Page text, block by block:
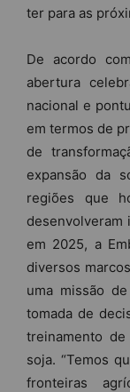
ter para as
De acordo
abertura
nacional e
em termos de
de
expansão da
regiões que
desenvolveram
em 2025, a
diversos
uma missão
tomada de
treinamento
soja. “Temos
fronteiras